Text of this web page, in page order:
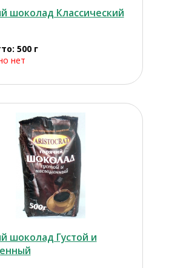
шоколад Классический
500 г
нет
шоколад Густой и